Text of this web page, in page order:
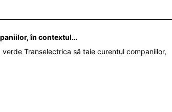
în contextul…
Transelectrica să taie curentul companiilor,